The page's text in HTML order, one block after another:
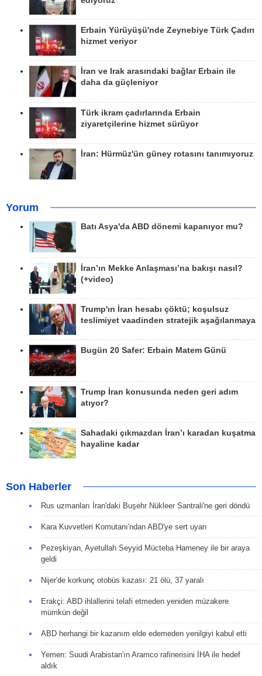
Erbain Yürüyüşü'nde Zeynebiye Türk Çadırı
hizmet veriyor
İran ve Irak arasındaki bağlar Erbain ile
daha da güçleniyor
Türk ikram çadırlarında Erbain
ziyaretçilerine hizmet sürüyor
İran: Hürmüz'ün güney rotasını tanımıyoruz
Yorum
Batı Asya'da ABD dönemi kapanıyor mu?
İran’ın Mekke Anlaşması’na bakışı nasıl?
(+video)
Trump'ın İran hesabı çöktü; koşulsuz
teslimiyet vaadinden stratejik aşağılanmaya
Bugün 20 Safer: Erbain Matem Günü
Trump İran konusunda neden geri adım
atıyor?
Sahadaki çıkmazdan İran’ı karadan kuşatma
hayaline kadar
Son Haberler
Rus uzmanları İran'daki Buşehr Nükleer Santrali'ne geri döndü
Kara Kuvvetleri Komutanı'ndan ABD'ye sert uyarı
Pezeşkiyan, Ayetullah Seyyid Mücteba Hameney ile bir araya
geldi
Nijer'de korkunç otobüs kazası: 21 ölü, 37 yaralı
Erakçi: ABD ihlallerini telafi etmeden yeniden müzakere
mümkün değil
ABD herhangi bir kazanım elde edemeden yenilgiyi kabul etti
Yemen: Suudi Arabistan'ın Aramco rafinerisini İHA ile hedef
aldık